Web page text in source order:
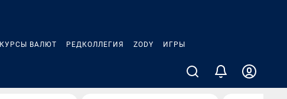
КУРСЫ ВАЛЮТ РЕДКОЛЛЕГИЯ ZODY ИГРЫ